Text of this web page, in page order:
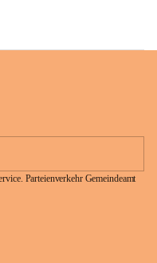
Parteienverkehr Gemeindeamt